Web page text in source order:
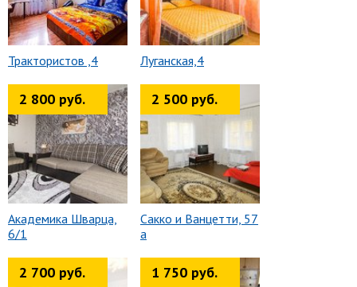
Трактористов ,4 Луганская,4
2 800 руб.
Академика Шварца,
6/1
2 500 руб.
Сакко и Ванцетти, 57
а
2 700 руб. 1 750 руб.